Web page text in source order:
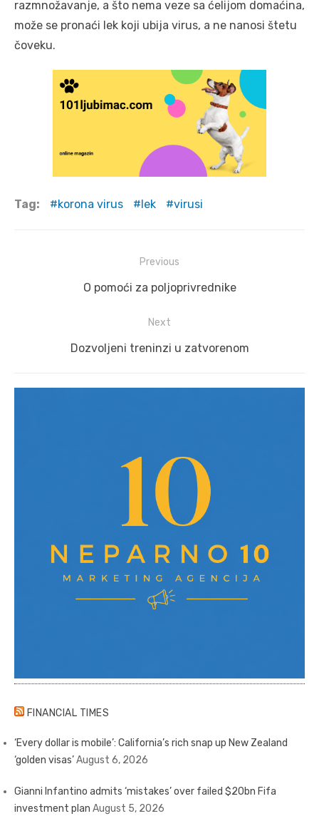
razmnožavanje, a što nema veze sa ćelijom domaćina,
može se pronaći lek koji ubija virus, a ne nanosi štetu
čoveku.
Tag: korona virus lek virusi
navigation
Previous
Previous
O pomoći za poljoprivrednike
Next
Next
Dozvoljeni treninzi u zatvorenom
FINANCIAL TIMES
‘Every dollar is mobile’: California’s rich snap up New Zealand
‘golden visas’August 6, 2026
Gianni Infantino admits ‘mistakes’ over failed $20bn Fifa
investment plan August 5, 2026